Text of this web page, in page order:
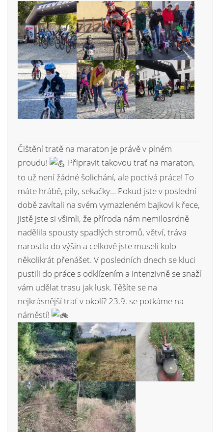
Čištění tratě na maraton je právě v plném
proudu!
Připravit takovou trať na maraton,
to už není žádné šolichání, ale poctivá práce! To
máte hrábě, pily, sekačky… Pokud jste v poslední
době zavítali na svém vymazleném bajkovi k řece,
jistě jste si všimli, že příroda nám nemilosrdně
nadělila spousty spadlých stromů, větví, tráva
narostla do výšin a celkově jste museli kolo
několikrát přenášet. V posledních dnech se kluci
pustili do práce s odklízením a intenzivně se snaží
vám udělat trasu jak lusk. Těšíte se na
nejkrásnější trať v okolí? 23.9. se potkáme na
náměstí!